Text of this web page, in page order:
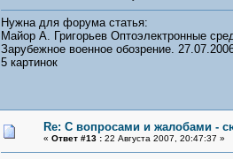
Нужна для форума статья:
Майор А. Григорьев Оптоэлектронные
Зарубежное военное обозрение.
5 картинок
Re: С вопросами и жалобами -
« Ответ #13 :22 Августа 2007, 20:47:37 »